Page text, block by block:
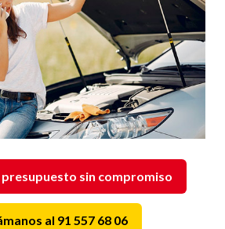
presupuesto sin compromiso
al 91 557 68 06